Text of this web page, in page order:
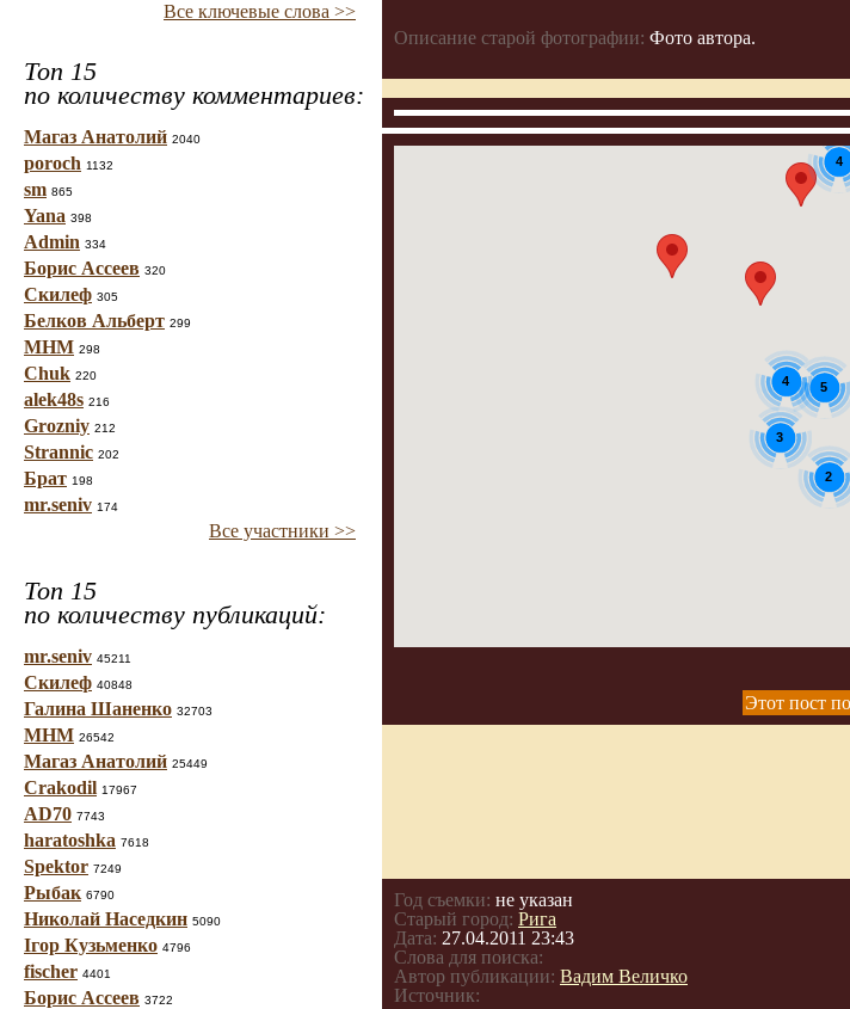
Все ключевые слова >>
Топ 15
по количеству комментариев:
Магаз Анатолий 2040
poroch 1132
sm 865
Yana 398
Admin 334
Борис Ассеев 320
Скилеф 305
Белков Альберт 299
МНМ 298
Chuk 220
alek48s 216
Grozniy 212
Strannic 202
Брат 198
mr.seniv 174
Все участники >>
Топ 15
по количеству публикаций:
mr.seniv 45211
Скилеф 40848
Галина Шаненко 32703
МНМ 26542
Магаз Анатолий 25449
Crakodil 17967
AD70 7743
haratoshka 7618
Spektor 7249
Рыбак 6790
Николай Наседкин 5090
Ігор Кузьменко 4796
fischer 4401
Борис Ассеев 3722
Описание старой фотографии: Фото автора.
3
2
5
4
4
Этот пост
Год съемки: не указан
Старый город: Рига
Дата: 27.04.2011 23:43
Слова для поиска:
Автор публикации: Вадим Величко
Источник: